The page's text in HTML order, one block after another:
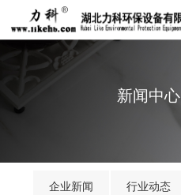
新闻中心
企业新闻 行业动态